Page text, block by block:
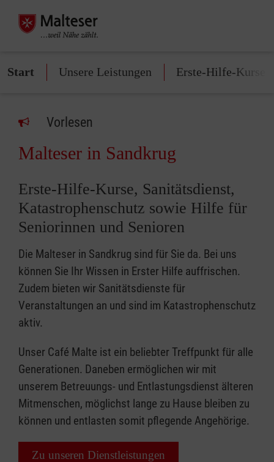
Start Unsere Leistungen Erste-Hilfe-Kurse
Vorlesen
Malteser in Sandkrug
Erste-Hilfe-Kurse, Sanitätsdienst,
Katastrophenschutz sowie Hilfe für
Seniorinnen und Senioren
Die Malteser in Sandkrug sind für Sie da. Bei uns
können Sie Ihr Wissen in Erster Hilfe auffrischen.
Zudem bieten wir Sanitätsdienste für
Veranstaltungen an und sind im Katastrophenschutz
aktiv.
Unser Café Malte ist ein beliebter Treffpunkt für alle
Generationen. Daneben ermöglichen wir mit
unserem Betreuungs- und Entlastungsdienst älteren
Mitmenschen, möglichst lange zu Hause bleiben zu
können und entlasten somit pflegende Angehörige.
Zu unseren Dienstleistungen